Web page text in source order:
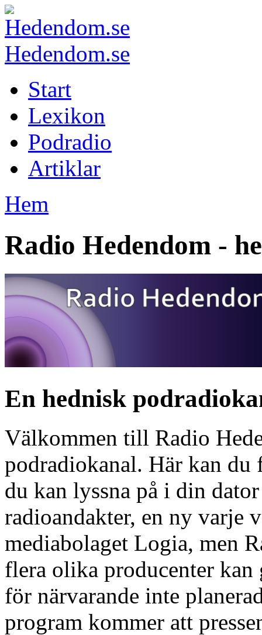
Hedendom.se
Start
Lexikon
Podradio
Artiklar
Hem
Radio Hedendom -
En hednisk
Välkommen till Radio
podradiokanal. Här kan du
du kan lyssna på i din
radioandakter, en ny varje
mediabolaget Logia, men
flera olika producenter
för närvarande inte
program kommer att